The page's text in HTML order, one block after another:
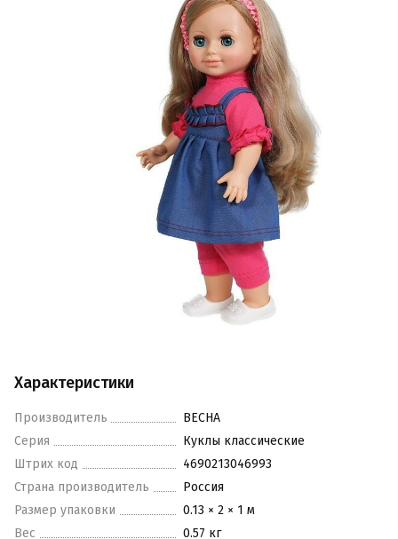
Характеристики
Производитель
ВЕСНА
Серия
Куклы классические
Штрих код
4690213046993
Страна производитель
Россия
Размер упаковки
0.13 × 2 × 1 м
Вес
0.57 кг